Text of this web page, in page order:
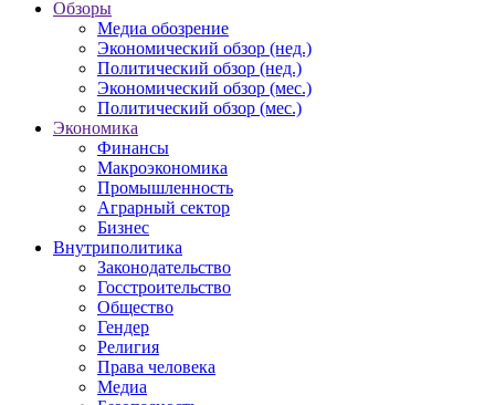
Обзоры
Медиа обозрение
Экономический обзор (нед.)
Политический обзор (нед.)
Экономический обзор (мес.)
Политический обзор (мес.)
Экономика
Финансы
Макроэкономика
Промышленность
Аграрный сектор
Бизнес
Внутриполитика
Законодательство
Госстроительство
Общество
Гендер
Религия
Права человека
Медиа